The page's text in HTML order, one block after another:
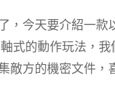
，今天要介紹一
式的動作玩法，
敵方的機密文件